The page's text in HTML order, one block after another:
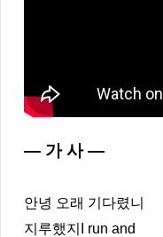
— 가 사 —
안녕 오래 기다렸니
지루했지I run and